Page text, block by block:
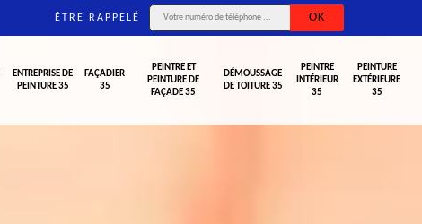
ÊTRE RAPPELÉ
ENTREPRISE DE
PEINTURE 35
FAÇADIER
35
PEINTRE ET
PEINTURE DE
FAÇADE 35
DÉMOUSSAGE
DE TOITURE 35
PEINTRE
INTÉRIEUR
35
PEINTURE
EXTÉRIEURE
35